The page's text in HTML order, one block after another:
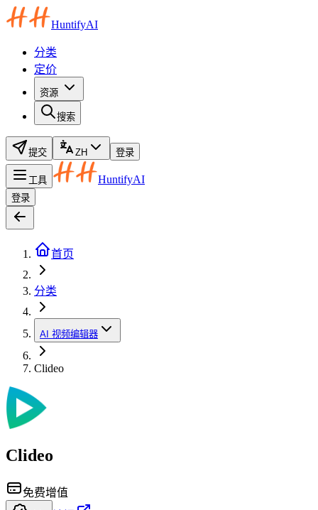
HuntifyAI
分类
定价
资源
搜索
提交 ZH 登录
工具 HuntifyAI
登录
首页
分类
AI 视频编辑器
Clideo
Clideo
免费增值